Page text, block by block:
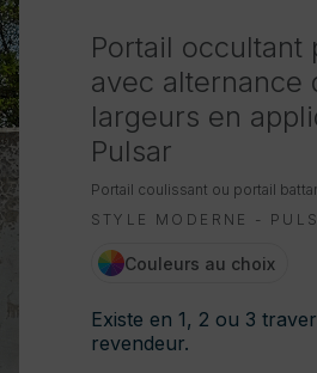
Portail occultant
avec alternance
largeurs en
Pulsar
Portail coulissant ou portail
STYLE MODERNE -
Couleurs au choix
Existe en 1, 2 ou 3
revendeur.